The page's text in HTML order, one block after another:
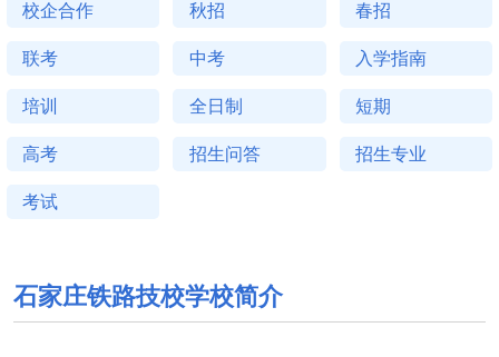
校企合作 秋招 春招
联考 中考 入学指南
培训 全日制 短期
高考 招生问答 招生专业
考试
石家庄铁路技校学校简介